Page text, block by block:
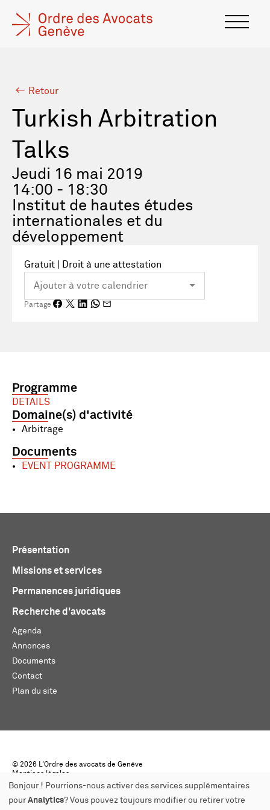
Retour
Turkish Arbitration
Talks
Jeudi 16 mai 2019
14:00 - 18:30
Institut de hautes études
internationales et du
développement
Gratuit | Droit à une attestation
Partage
Programme
DETAILS
Domaine(s) d'activité
Arbitrage
Documents
EVENT PROGRAMME
Présentation
Missions et services
Permanences juridiques
Recherche d'avocats
Agenda
Annonces
Documents
Contact
Plan du site
© 2026 L'Ordre des avocats de Genève
Mentions légales
Créé par monoloco
Bonjour ! Pourrions-nous activer des services supplémentaires
pour Analytics? Vous pouvez toujours modifier ou retirer votre